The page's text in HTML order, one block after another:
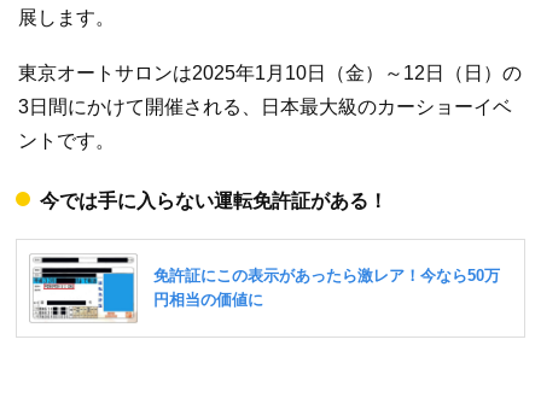
展します。
東京オートサロンは2025年1月10日（金）～12日（日）の
3日間にかけて開催される、日本最大級のカーショーイベ
ントです。
今では手に入らない運転免許証がある！